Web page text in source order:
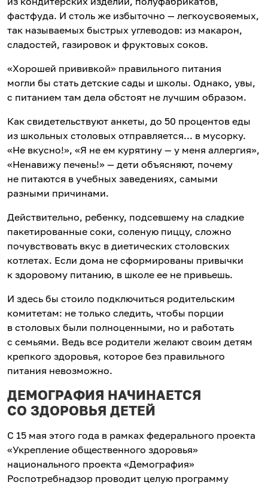
фастфуда. И столь же избыточно — легкоусвояемых,
так называемых быстрых углеводов: из макарон,
сладостей, газировок и фруктовых соков.
«Хорошей прививкой» правильного питания
могли бы стать детские сады и школы. Однако, увы,
с питанием там дела обстоят не лучшим образом.
Как свидетельствуют анкеты, до 50 процентов еды
из школьных столовых отправляется... в мусорку.
«Не вкусно!», «Я не ем курятину — у меня аллергия»,
«Ненавижу печень!» — дети объясняют, почему
не питаются в учебных заведениях, самыми
разными причинами.
Действительно, ребенку, подсевшему на сладкие
пакетированные соки, соленую пиццу, сложно
почувствовать вкус в диетических столовских
котлетах. Если дома не сформированы привычки
к здоровому питанию, в школе ее не привьешь.
И здесь бы стоило подключиться родительским
комитетам: не только следить, чтобы порции
в столовых были полноценными, но и работать
с семьями. Ведь все родители желают своим детям
крепкого здоровья, которое без правильного
питания невозможно.
ДЕМОГРАФИЯ НАЧИНАЕТСЯ
СО ЗДОРОВЬЯ ДЕТЕЙ
С 15 мая этого года в рамках федерального проекта
«Укрепление общественного здоровья»
национального проекта «Демография»
Роспотребнадзор проводит целую программу